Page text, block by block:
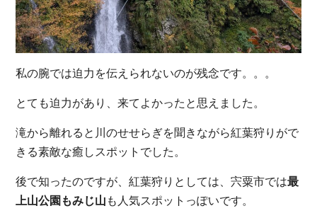
私の腕では迫力を伝えられないのが残念です。。。
とても迫力があり、来てよかったと思えました。
滝から離れると川のせせらぎを聞きながら紅葉狩りがで
きる素敵な癒しスポットでした。
後で知ったのですが、紅葉狩りとしては、宍粟市では最
上山公園もみじ山 も人気スポットっぽいです。